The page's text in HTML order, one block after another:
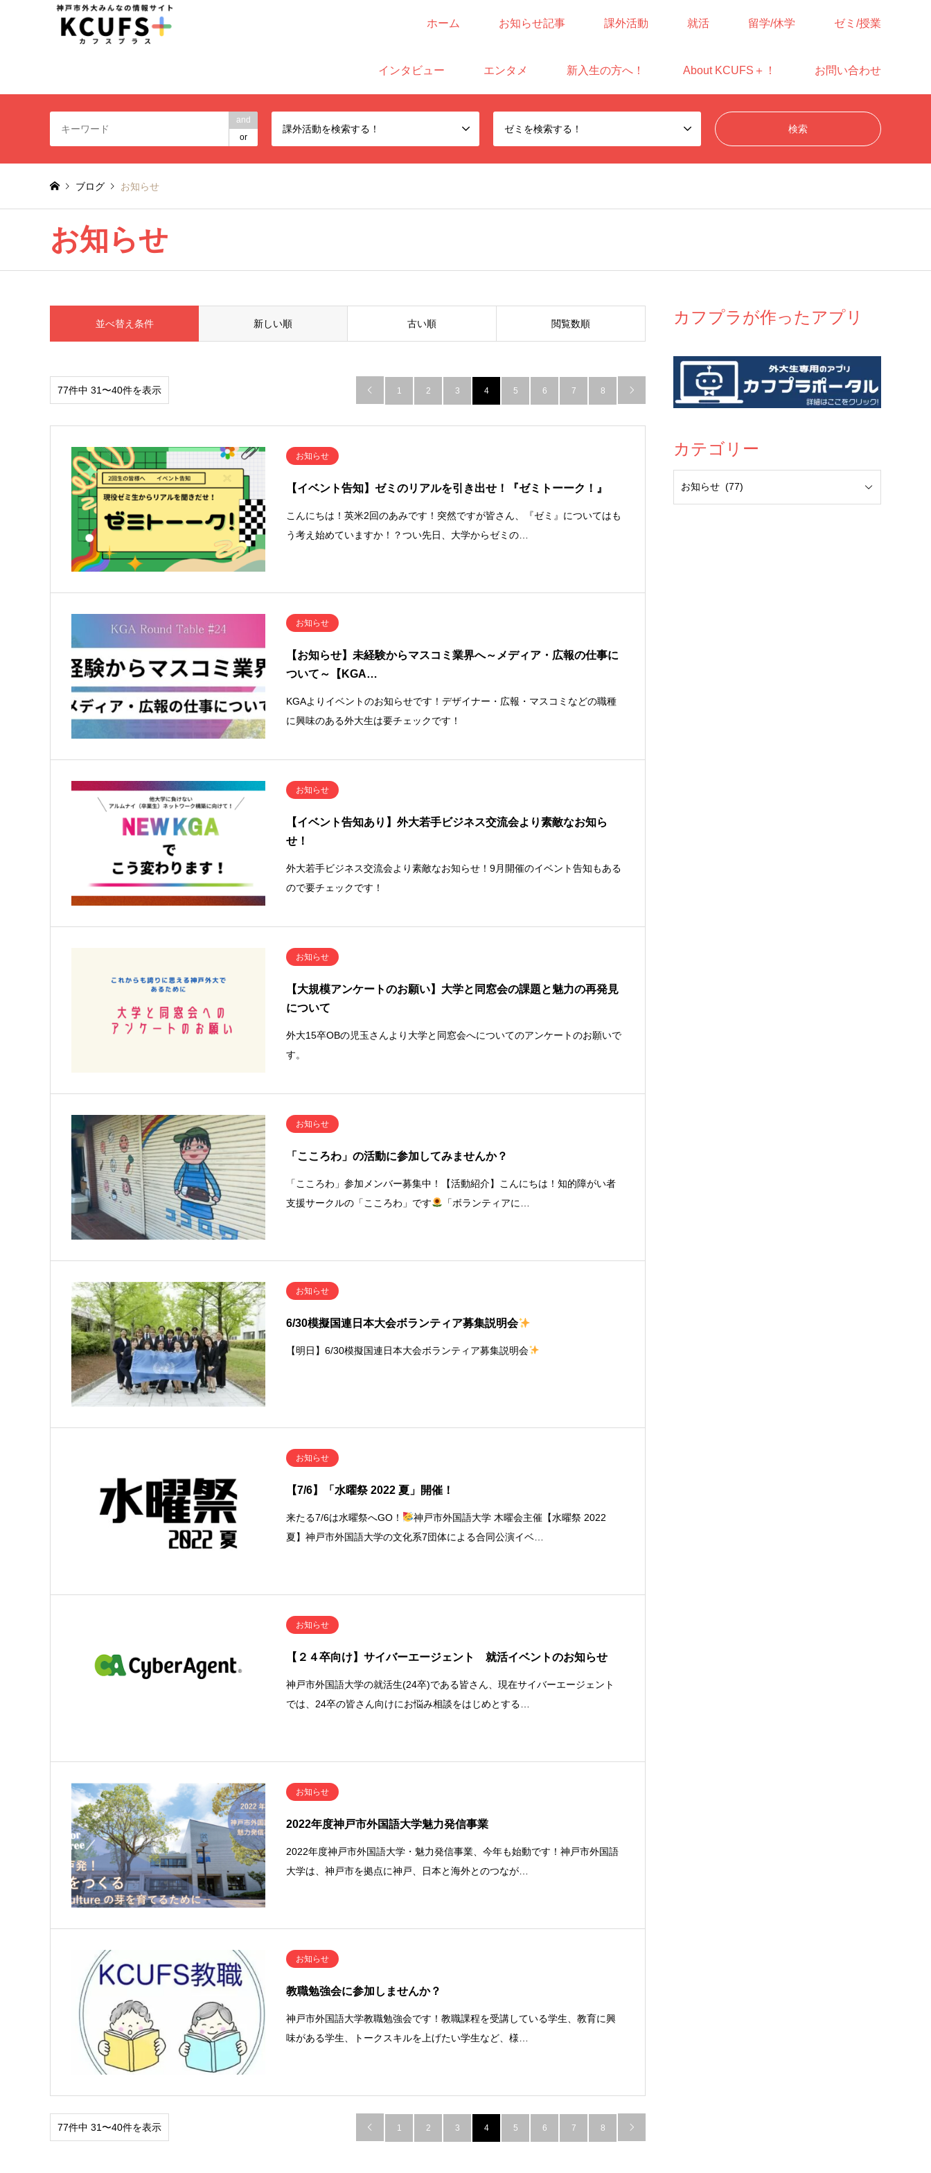
ホーム お知らせ記事 課外活動 就活 留学/休学 ゼミ/授業
インタビュー エンタメ 新入生の方へ！ About KCUFS＋！ お問い合わせ
and
or
課外活動を検索する！ ゼミを検索する！
ブログ お知らせ
お知らせ
並べ替え条件 新しい順 古い順 閲覧数順
77件中 31〜40件を表示  1 2 3 4 5 6 7 8 
お知らせ
【イベント告知】ゼミのリアルを引き出せ！『ゼミトーーク！』
こんにちは！英米2回のあみです！突然ですが皆さん、『ゼミ』についてはも
う考え始めていますか！？つい先日、大学からゼミの…
お知らせ
【お知らせ】未経験からマスコミ業界へ～メディア・広報の仕事に
ついて～【KGA…
KGAよりイベントのお知らせです！デザイナー・広報・マスコミなどの職種
に興味のある外大生は要チェックです！
お知らせ
【イベント告知あり】外大若手ビジネス交流会より素敵なお知ら
せ！
外大若手ビジネス交流会より素敵なお知らせ！9月開催のイベント告知もある
ので要チェックです！
お知らせ
【大規模アンケートのお願い】大学と同窓会の課題と魅力の再発見
について
外大15卒OBの児玉さんより大学と同窓会へについてのアンケートのお願いで
す。
お知らせ
「こころわ」の活動に参加してみませんか？
「こころわ」参加メンバー募集中！【活動紹介】こんにちは！知的障がい者
支援サークルの「こころわ」です
「ボランティアに…
お知らせ
6/30模擬国連日本大会ボランティア募集説明会
【明日】6/30模擬国連日本大会ボランティア募集説明会
お知らせ
【7/6】「水曜祭 2022 夏」開催！
来たる7/6は水曜祭へGO！
神戸市外国語大学 木曜会主催【水曜祭 2022
夏】神戸市外国語大学の文化系7団体による合同公演イベ…
お知らせ
【２４卒向け】サイバーエージェント 就活イベントのお知らせ
神戸市外国語大学の就活生(24卒)である皆さん、現在サイバーエージェント
では、24卒の皆さん向けにお悩み相談をはじめとする…
お知らせ
2022年度神戸市外国語大学魅力発信事業
2022年度神戸市外国語大学・魅力発信事業、今年も始動です！神戸市外国語
大学は、神戸市を拠点に神戸、日本と海外とのつなが…
お知らせ
教職勉強会に参加しませんか？
神戸市外国語大学教職勉強会です！教職課程を受講している学生、教育に興
味がある学生、トークスキルを上げたい学生など、様…
77件中 31〜40件を表示  1 2 3 4 5 6 7 8 
カフプラが作ったアプリ
カテゴリー